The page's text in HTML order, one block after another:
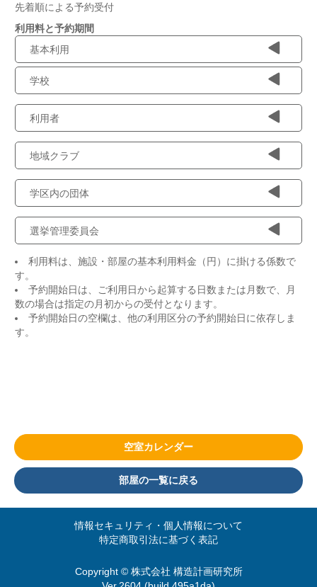
先着順による予約受付
利用料と予約期間
基本利用
学校
利用者
地域クラブ
学区内の団体
選挙管理委員会
利用料は、施設・部屋の基本利用料金（円）に掛ける係数で
す。
予約開始日は、ご利用日から起算する日数または月数で、月
数の場合は指定の月初からの受付となります。
予約開始日の空欄は、他の利用区分の予約開始日に依存しま
す。
部屋の一覧に戻る
空室カレンダー
情報セキュリティ・個人情報について
特定商取引法に基づく表記
Copyright © 株式会社 構造計画研究所